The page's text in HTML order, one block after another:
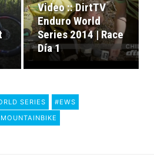
Video :: DirtTV
Enduro World
Series 2014 | Race
Día 1
SERIES
#EWS